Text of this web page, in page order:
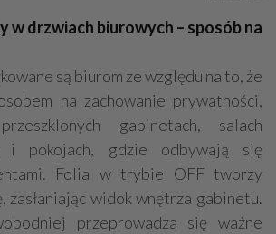
w drzwiach biurowych – sposób na
są biurom ze względu na to, że
na zachowanie prywatności,
gabinetach, salach
i pokojach, gdzie odbywają się
Folia w trybie OFF tworzy
zasłaniając widok wnętrza gabinetu.
przeprowadza się ważne